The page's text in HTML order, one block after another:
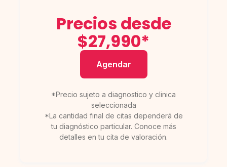
Precios desde
$27,990*
Agendar
*Precio sujeto a diagnostico y clinica
seleccionada
*La cantidad final de citas dependerá de
tu diagnóstico particular. Conoce más
detalles en tu cita de valoración.